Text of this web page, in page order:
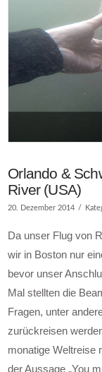
Orlando &
River (USA)
20. Dezember 2014
Da unser Flug von
wir in Boston nur
bevor unser
Mal stellten die
Fragen, unter
zurückreisen
monatige Weltreise
der Aussage „You